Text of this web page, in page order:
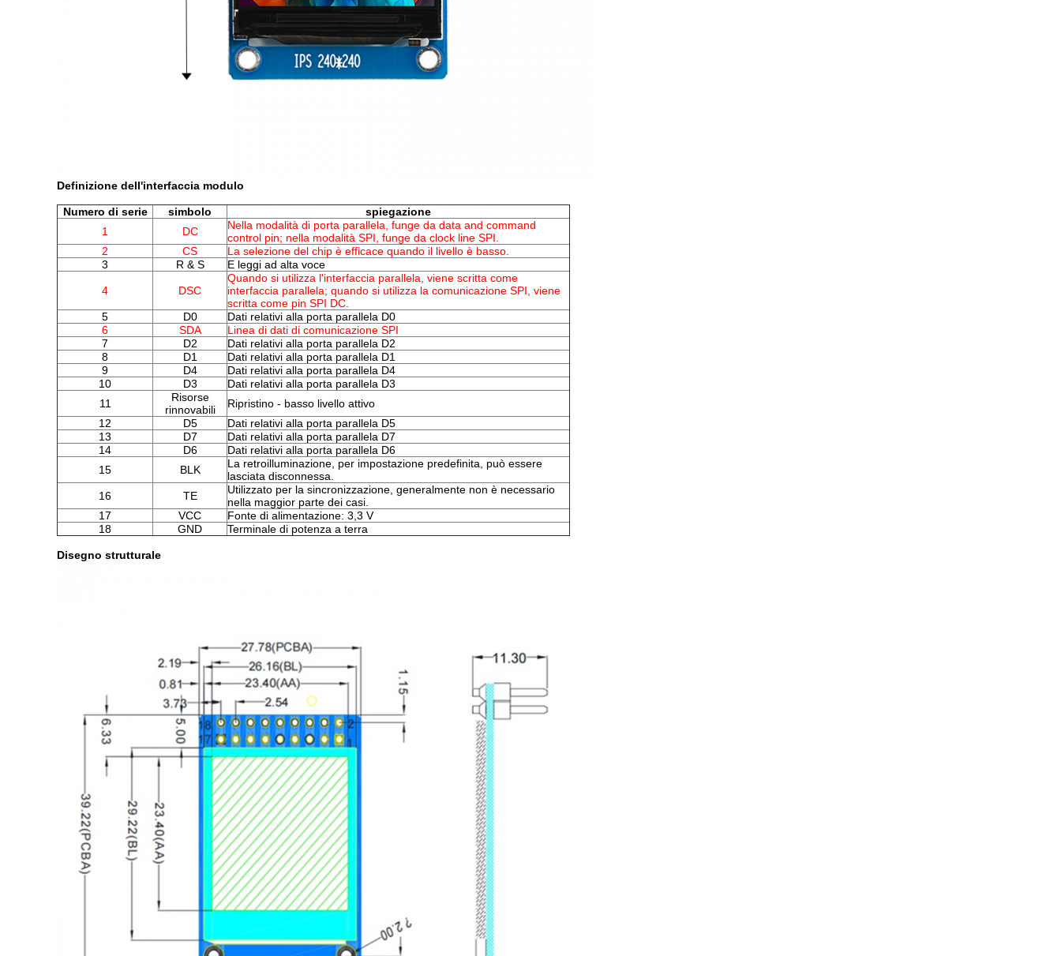
Definizione dell'interfaccia modulo
Numero di serie simbolo
spiegazione
1
DC
Nella modalità di porta parallela, funge da data and command
control pin; nella modalità SPI, funge da clock line SPI.
2
CS
La selezione del chip è efficace quando il livello è basso.
3
R & S E leggi ad alta voce
4 DSC
Quando si utilizza l'interfaccia parallela, viene scritta come
interfaccia parallela; quando si utilizza la comunicazione SPI, viene
scritta come pin SPI DC.
5
D0
Dati relativi alla porta parallela D0
6
SDA
Linea di dati di comunicazione SPI
7
D2
Dati relativi alla porta parallela D2
8
D1
Dati relativi alla porta parallela D1
9
D4
Dati relativi alla porta parallela D4
10
D3
Dati relativi alla porta parallela D3
11
Risorse
rinnovabili
Ripristino - basso livello attivo
12
D5
Dati relativi alla porta parallela D5
13
D7
Dati relativi alla porta parallela D7
14
D6
Dati relativi alla porta parallela D6
15
BLK
La retroilluminazione, per impostazione predefinita, può essere
lasciata disconnessa.
16
TE
Utilizzato per la sincronizzazione, generalmente non è necessario
nella maggior parte dei casi.
17
VCC
Fonte di alimentazione: 3,3 V
18
GND Terminale di potenza a terra
Disegno strutturale